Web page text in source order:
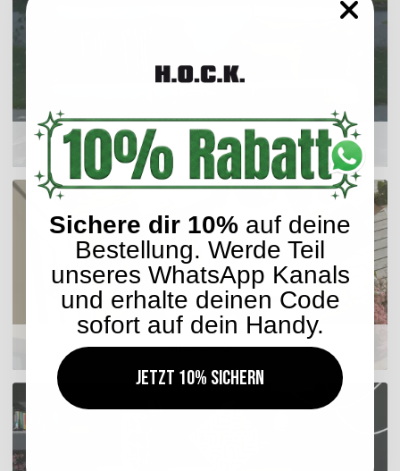
Outdoor Kissen
Sitzkissen
Sichere dir 10% auf deine
Bestellung. Werde Teil
unseres WhatsApp Kanals
und erhalte deinen Code
sofort auf dein Handy.
Jetzt 10% sichern